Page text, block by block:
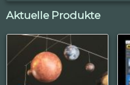
Aktuelle Produkte